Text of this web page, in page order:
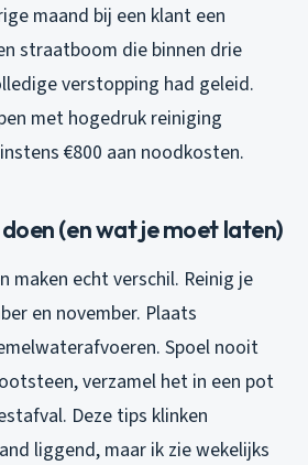
maand bij een klant een
straatboom die binnen drie
verstopping had geleid.
met hogedruk reiniging
€800 aan noodkosten.
(en wat je moet laten)
maken echt verschil. Reinig je
en november. Plaats
Spoel nooit
verzamel het in een pot
Deze tips klinken
liggend, maar ik zie wekelijks